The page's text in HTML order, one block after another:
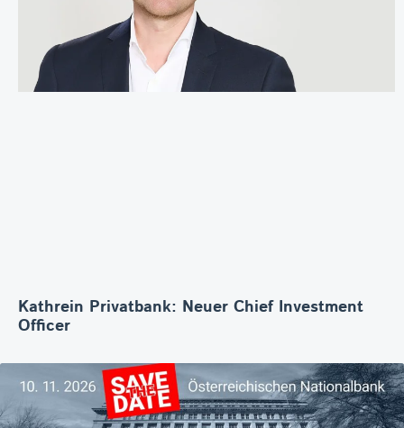
Kathrein Privatbank: Neuer Chief Investment
Officer